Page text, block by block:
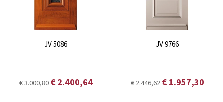
JV 5086
€ 3.000,80 € 2.400,64
JV 9766
€ 2.446,62 € 1.957,30